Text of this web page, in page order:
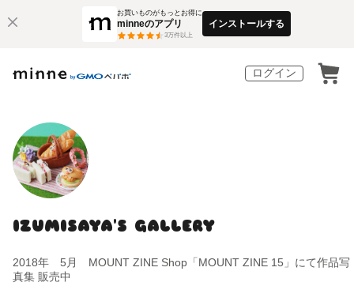
お買いものがもっとお得に
minneのアプリ
3万件以上
インストールする
ログイン
IZUMISAYA'S GALLERY
2018年 5月 MOUNT ZINE Shop「MOUNT ZINE 15」にて作品写
真集 販売中